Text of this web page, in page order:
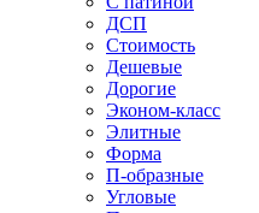
ДСП
Стоимость
Дешевые
Дорогие
Эконом-класс
Элитные
Форма
П-образные
Угловые